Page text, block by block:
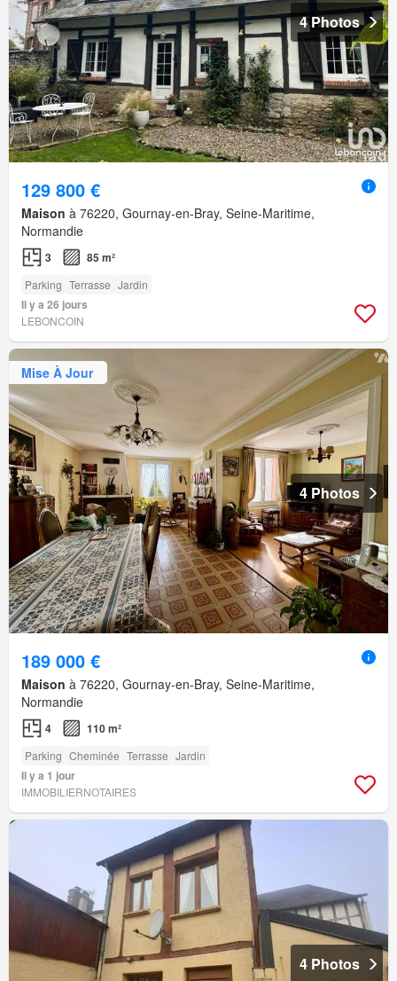
4 Photos
129 800 €
Maison à 76220, Gournay-en-Bray, Seine-Maritime,
Normandie
3 85 m²
Parking Terrasse Jardin
Il y a 26 jours
LEBONCOIN
Mise À Jour
4 Photos
189 000 €
Maison à 76220, Gournay-en-Bray, Seine-Maritime,
Normandie
4 110 m²
Parking Cheminée Terrasse Jardin
Il y a 1 jour
IMMOBILIERNOTAIRES
4 Photos